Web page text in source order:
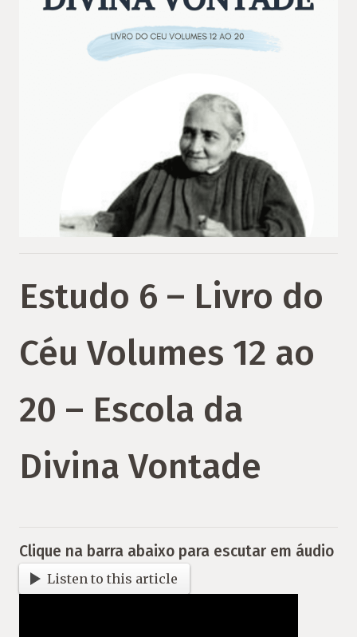
Estudo 6 – Livro do
Céu Volumes 12 ao
20 – Escola da
Divina Vontade
Clique na barra abaixo para escutar em áudio
Listen to this article